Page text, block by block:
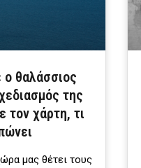
θαλάσσιος
της
τον χάρτη, τι
μας θέτει τους